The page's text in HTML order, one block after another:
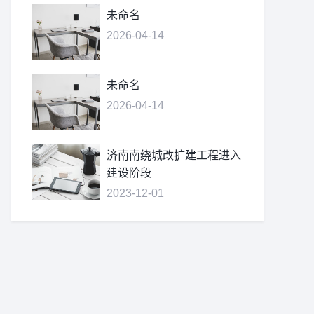
未命名
2026-04-14
未命名
2026-04-14
济南南绕城改扩建工程进入
建设阶段
2023-12-01